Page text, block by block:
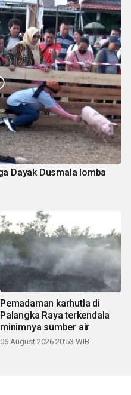
Dayak Dusmala lomba
Pemadaman karhutla di
Palangka Raya terkendala
minimnya sumber air
06 August 2026 20:53 WIB